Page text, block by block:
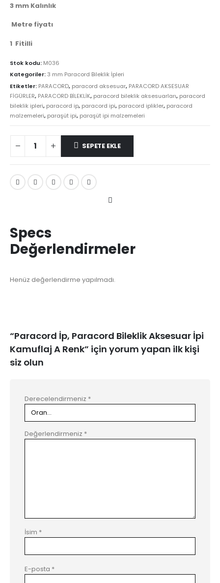
3 mm Kalınlık
Metre fiyatı
1 Fitilli
Stok kodu: M036
Kategoriler:3 mm Paracord Bileklik İpleri
Etiketler: PARACORD, paracord aksesuar, PARACORD AKSESUAR
FİGÜRLER, PARACORD BİLEKLİK, paracord bileklik aksesuarları, paracord
bileklik ipleri, paracord ip, paracord ipi, paracord iplikler, paracord
malzemeleri, paraşüt ipi, paraşüt ipi malzemeleri
SEPETE EKLE
Specs
Değerlendirmeler
Henüz değerlendirme yapılmadı.
“Paracord İp, Paracord Bileklik Aksesuar İpi
Kamuflaj A Renk” için yorum yapan ilk kişi
siz olun
Derecelendirmeniz *
Değerlendirmeniz *
İsim *
E-posta *